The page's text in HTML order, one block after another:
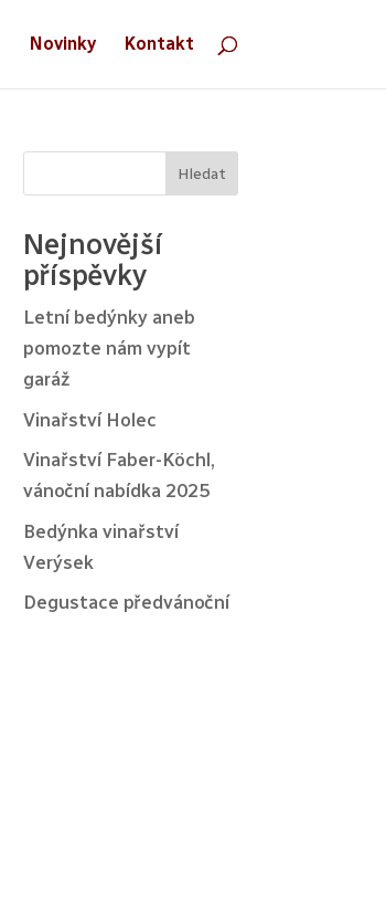
Novinky Kontakt
Hledat
Nejnovější
příspěvky
Letní bedýnky aneb
pomozte nám vypít
garáž
Vinařství Holec
Vinařství Faber-Köchl,
vánoční nabídka 2025
Bedýnka vinařství
Verýsek
Degustace předvánoční